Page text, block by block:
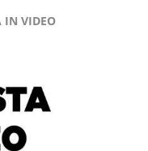
IN VIDEO